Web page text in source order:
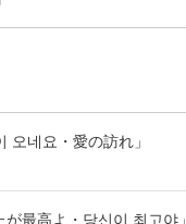
오네요・愛の訪れ」
最高よ・당신이 최고야」